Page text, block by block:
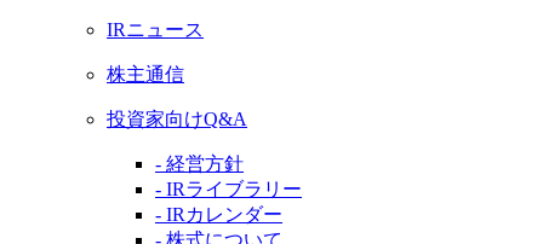
IRニュース
株主通信
投資家向けQ&A
- 経営方針
- IRライブラリー
- IRカレンダー